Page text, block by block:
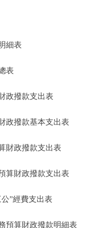
細表
表
撥款支出表
撥款基本支出表
政撥款支出表
財政撥款支出表
”經費支出表
算財政撥款明細表